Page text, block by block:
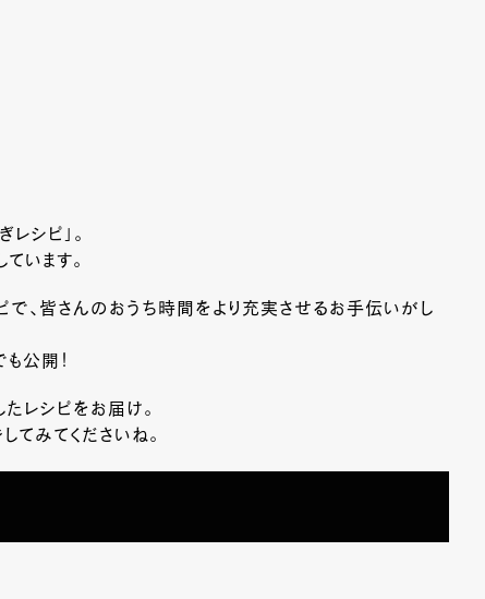
シピ」。
います。
で、皆さんのおうち時間をより充実させるお手伝いがし
公開！
レシピをお届け。
てみてくださいね。